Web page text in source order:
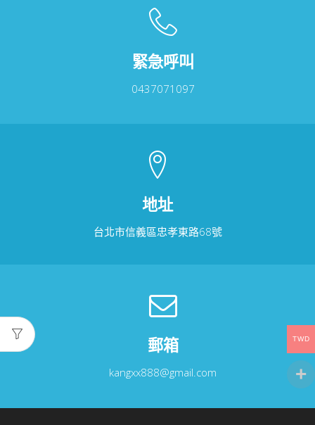
緊急呼叫
0437071097
地址
台北市信義區忠孝東路68號
郵箱
kangxx888@gmail.com
TWD